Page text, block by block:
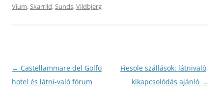
Vium,Skarrild,Sunds,Vildbjerg
Bejegyzés
navigáció
← Castellammare del Golfo
hotel és látni-való fórum
Fiesole szállások: látnivaló,
kikapcsolódás ajánló →